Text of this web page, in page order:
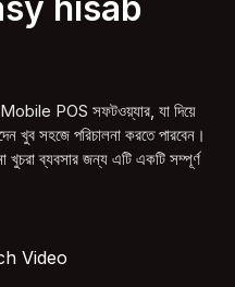
POS সফটওয়্যার, যা দিয়ে
খুব সহজে পরিচালনা করতে পারবেন।
খুচরা ব্যবসার জন্য এটি একটি সম্পূর্ণ
Video